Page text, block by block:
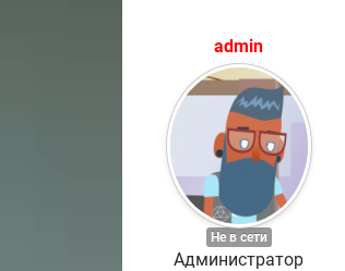
admin
Не в сети
Администратор